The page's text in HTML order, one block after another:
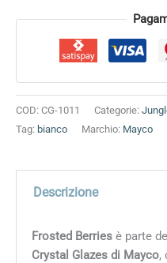
Alternative:
COD: CG-1011 Categorie:
Tag: bianco Marchio: Mayco
Descrizione
Frosted Berries è parte
Crystal Glazes di Mayco,